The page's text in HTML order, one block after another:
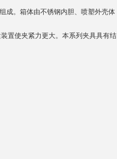
成。箱体由不锈钢内胆、喷塑外壳体
置使夹紧力更大。本系列夹具具有结